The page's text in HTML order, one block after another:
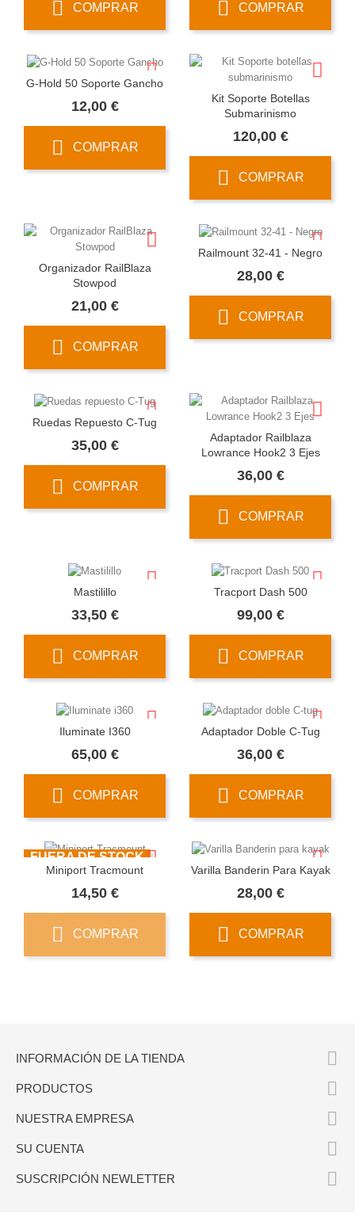
COMPRAR COMPRAR
G-Hold 50 Soporte Gancho
12,00 €Precio
COMPRAR
Kit Soporte Botellas
Submarinismo
120,00 €Precio
COMPRAR
Organizador RailBlaza
Stowpod
21,00 €Precio
COMPRAR
Railmount 32-41 - Negro
28,00 €Precio
COMPRAR
Ruedas Repuesto C-Tug
35,00 €Precio
COMPRAR
Adaptador Railblaza
Lowrance Hook2 3 Ejes
36,00 €Precio
COMPRAR
Mastilillo
33,50 €Precio
COMPRAR
Tracport Dash 500
99,00 €Precio
COMPRAR
Iluminate I360
65,00 €Precio
COMPRAR
Adaptador Doble C-Tug
36,00 €Precio
COMPRAR
FUERA DE STOCK
Miniport Tracmount
14,50 €Precio
COMPRAR
Varilla Banderin Para Kayak
28,00 €Precio
COMPRAR
INFORMACIÓN DE LA TIENDA 
PRODUCTOS 
NUESTRA EMPRESA 
SU CUENTA 
SUSCRIPCIÓN NEWLETTER 